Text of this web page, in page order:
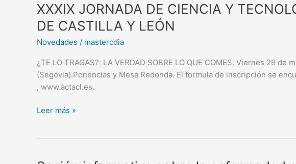
XXXIX JORNADA DE CIENCIA Y
DE CASTILLA Y LEÓN
Novedades / mastercdia
¿TE LO TRAGAS?: LA VERDAD SOBRE LO QUE COMES. Viernes 29 de
(Segovia).Ponencias y Mesa Redonda. El formula de inscripción se
, www.actacl.es.
XXXIX
DE
CIENCIA
TECNOLOGÍA
DE
LOS
DE
Y
Leer más »